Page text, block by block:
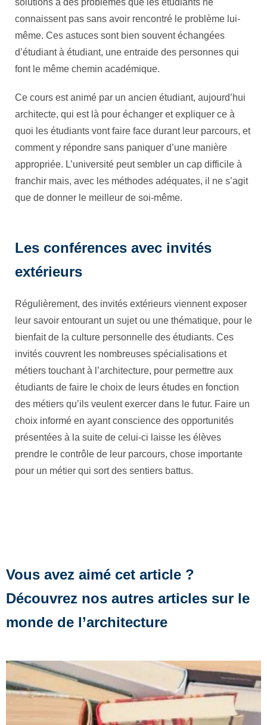
solutions à des problèmes que les étudiants ne
connaissent pas sans avoir rencontré le problème lui-
même. Ces astuces sont bien souvent échangées
d’étudiant à étudiant, une entraide des personnes qui
font le même chemin académique.
Ce cours est animé par un ancien étudiant, aujourd’hui
architecte, qui est là pour échanger et expliquer ce à
quoi les étudiants vont faire face durant leur parcours, et
comment y répondre sans paniquer d’une manière
appropriée. L’université peut sembler un cap difficile à
franchir mais, avec les méthodes adéquates, il ne s’agit
que de donner le meilleur de soi-même.
Les conférences avec invités
extérieurs
Régulièrement, des invités extérieurs viennent exposer
leur savoir entourant un sujet ou une thématique, pour le
bienfait de la culture personnelle des étudiants. Ces
invités couvrent les nombreuses spécialisations et
métiers touchant à l’architecture, pour permettre aux
étudiants de faire le choix de leurs études en fonction
des métiers qu’ils veulent exercer dans le futur. Faire un
choix informé en ayant conscience des opportunités
présentées à la suite de celui-ci laisse les élèves
prendre le contrôle de leur parcours, chose importante
pour un métier qui sort des sentiers battus.
Vous avez aimé cet article ?
Découvrez nos autres articles sur le
monde de l’architecture